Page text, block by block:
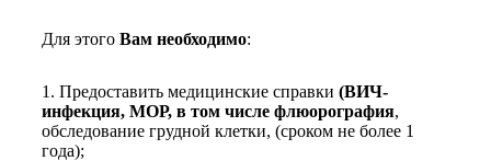
Для этого Вам необходимо:
1. Предоставить медицинские справки (ВИЧ-
инфекция, МОР, в том числе флюорография,
обследование грудной клетки, (сроком не более 1
года);